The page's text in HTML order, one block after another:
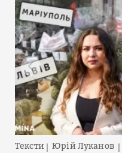
Тексти Юрій Луканов